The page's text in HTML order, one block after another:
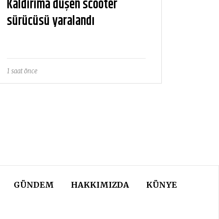
Kaldırıma düşen scooter
sürücüsü yaralandı
1 saat önce
GÜNDEM HAKKIMIZDA KÜNYE